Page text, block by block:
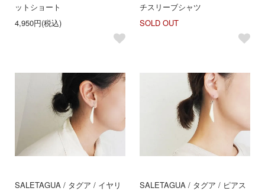
ットショート
4,950円(税込)
チスリーブシャツ
SOLD OUT
SALETAGUA / タグア / イヤリ
SALETAGUA / タグア / ピアス